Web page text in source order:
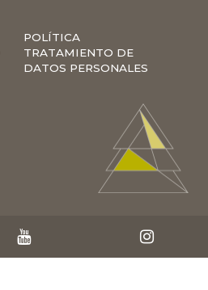
POLÍTICA
TRATAMIENTO DE
DATOS PERSONALES